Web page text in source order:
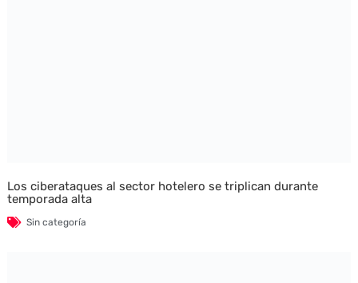
Los ciberataques al sector hotelero se triplican durante
temporada alta
Sin categoría